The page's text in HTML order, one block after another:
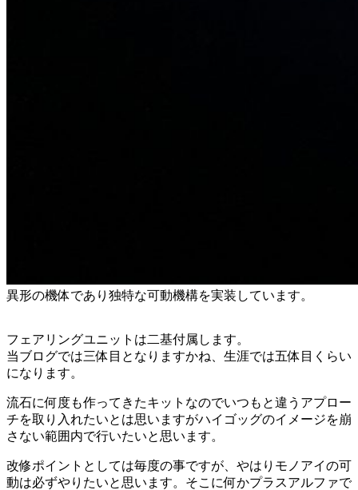
異形の機体であり独特な可動機構を実装しています。
フェアリングユニットは二基付属します。
当ブログでは三体目となりますかね、生涯では五体目くらい
になります。
流石に何度も作ってきたキットなのでいつもと違うアプロー
チを取り入れたいとは思いますがハイゴッグのイメージを崩
さない範囲内で行いたいと思います。
改修ポイントとしては毎度の事ですが、やはりモノアイの可
動は必ずやりたいと思います。そこに何かプラスアルファで